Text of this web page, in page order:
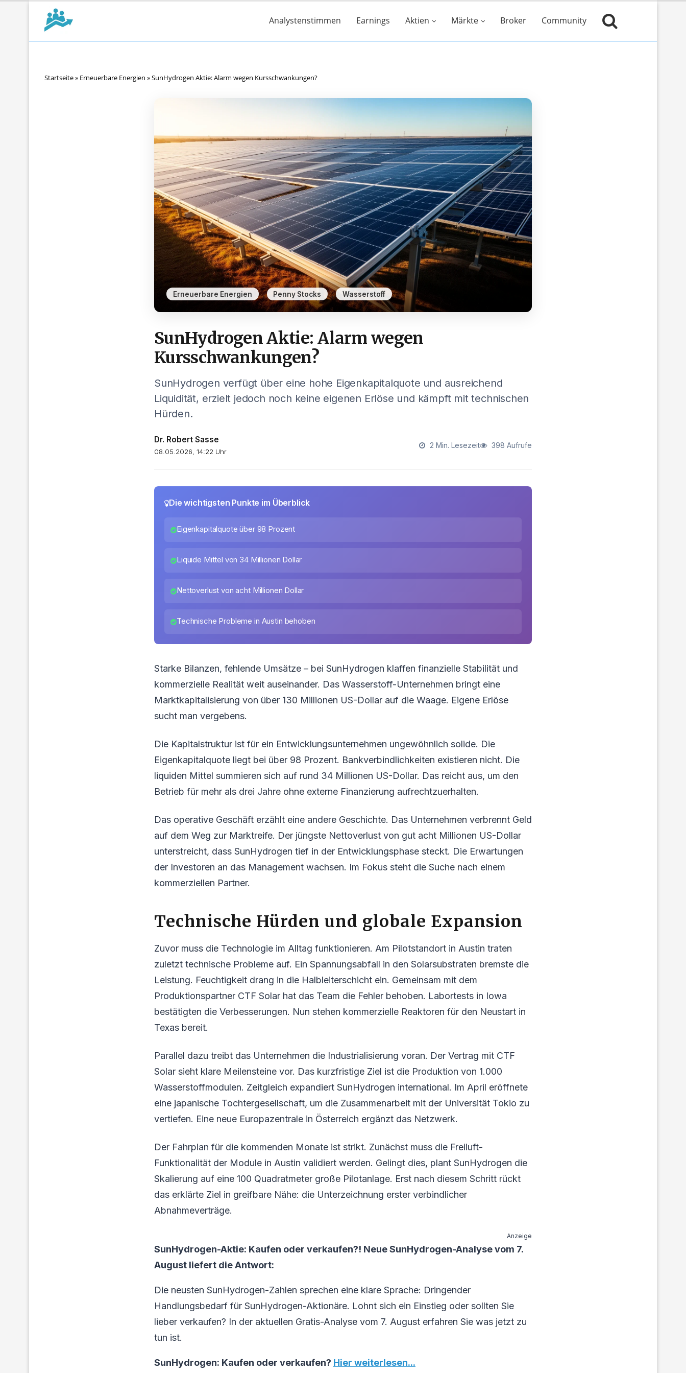
Analystenstimmen Earnings Aktien Märkte Broker Community
Startseite» Erneuerbare Energien »SunHydrogen Aktie: Alarm wegen Kursschwankungen?
Erneuerbare Energien , Penny Stocks , Wasserstoff
SunHydrogen Aktie: Alarm wegen
Kursschwankungen?
SunHydrogen verfügt über eine hohe Eigenkapitalquote und ausreichend
Liquidität, erzielt jedoch noch keine eigenen Erlöse und kämpft mit technischen
Hürden.
Dr. Robert Sasse
08.05.2026, 14:22 Uhr
2 Min. Lesezeit 398 Aufrufe
Die wichtigsten Punkte im Überblick
Eigenkapitalquote über 98 Prozent
Liquide Mittel von 34 Millionen Dollar
Nettoverlust von acht Millionen Dollar
Technische Probleme in Austin behoben
Starke Bilanzen, fehlende Umsätze – bei SunHydrogen klaffen finanzielle Stabilität und
kommerzielle Realität weit auseinander. Das Wasserstoff-Unternehmen bringt eine
Marktkapitalisierung von über 130 Millionen US-Dollar auf die Waage. Eigene Erlöse
sucht man vergebens.
Die Kapitalstruktur ist für ein Entwicklungsunternehmen ungewöhnlich solide. Die
Eigenkapitalquote liegt bei über 98 Prozent. Bankverbindlichkeiten existieren nicht. Die
liquiden Mittel summieren sich auf rund 34 Millionen US-Dollar. Das reicht aus, um den
Betrieb für mehr als drei Jahre ohne externe Finanzierung aufrechtzuerhalten.
Das operative Geschäft erzählt eine andere Geschichte. Das Unternehmen verbrennt Geld
auf dem Weg zur Marktreife. Der jüngste Nettoverlust von gut acht Millionen US-Dollar
unterstreicht, dass SunHydrogen tief in der Entwicklungsphase steckt. Die Erwartungen
der Investoren an das Management wachsen. Im Fokus steht die Suche nach einem
kommerziellen Partner.
Technische Hürden und globale Expansion
Zuvor muss die Technologie im Alltag funktionieren. Am Pilotstandort in Austin traten
zuletzt technische Probleme auf. Ein Spannungsabfall in den Solarsubstraten bremste die
Leistung. Feuchtigkeit drang in die Halbleiterschicht ein. Gemeinsam mit dem
Produktionspartner CTF Solar hat das Team die Fehler behoben. Labortests in Iowa
bestätigten die Verbesserungen. Nun stehen kommerzielle Reaktoren für den Neustart in
Texas bereit.
Parallel dazu treibt das Unternehmen die Industrialisierung voran. Der Vertrag mit CTF
Solar sieht klare Meilensteine vor. Das kurzfristige Ziel ist die Produktion von 1.000
Wasserstoffmodulen. Zeitgleich expandiert SunHydrogen international. Im April eröffnete
eine japanische Tochtergesellschaft, um die Zusammenarbeit mit der Universität Tokio zu
vertiefen. Eine neue Europazentrale in Österreich ergänzt das Netzwerk.
Der Fahrplan für die kommenden Monate ist strikt. Zunächst muss die Freiluft-
Funktionalität der Module in Austin validiert werden. Gelingt dies, plant SunHydrogen die
Skalierung auf eine 100 Quadratmeter große Pilotanlage. Erst nach diesem Schritt rückt
das erklärte Ziel in greifbare Nähe: die Unterzeichnung erster verbindlicher
Abnahmeverträge.
Anzeige
SunHydrogen-Aktie: Kaufen oder verkaufen?! Neue SunHydrogen-Analyse vom 7.
August liefert die Antwort:
Die neusten SunHydrogen-Zahlen sprechen eine klare Sprache: Dringender
Handlungsbedarf für SunHydrogen-Aktionäre. Lohnt sich ein Einstieg oder sollten Sie
lieber verkaufen? In der aktuellen Gratis-Analyse vom 7. August erfahren Sie was jetzt zu
tun ist.
SunHydrogen: Kaufen oder verkaufen? Hier weiterlesen...